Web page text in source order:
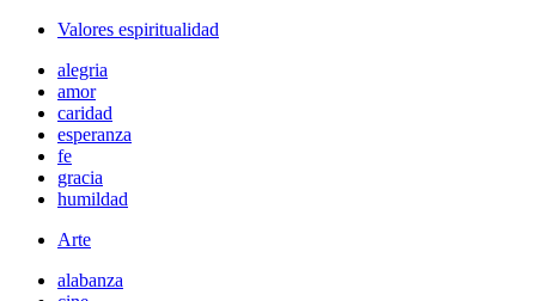
Valores espiritualidad
alegria
amor
caridad
esperanza
fe
gracia
humildad
Arte
alabanza